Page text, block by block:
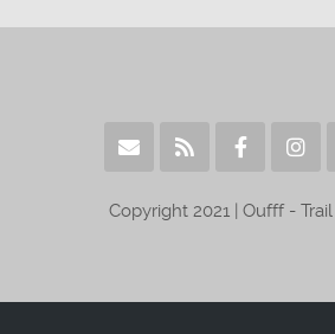
Copyright 2021 | Oufff -